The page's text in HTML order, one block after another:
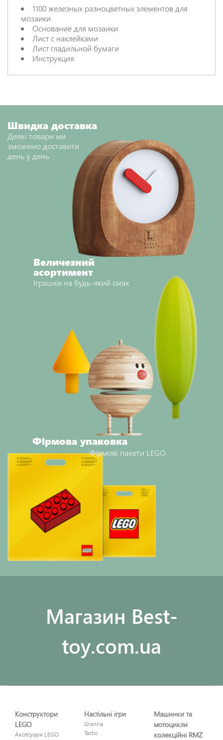
1100 железных разноцветных элементов для
мозаики
Основание для мозаики
Лист с наклейками
Лист гладильной бумаги
Инструкция
Швидка доставка
Деякі товари ми
зможемо доставити
день у день
Величезний
асортимент
Іграшки на будь-який смак
Фірмова упаковка
Фірмові пакети LEGO
Maгазин Best-
toy.com.ua
Конструктори
LEGO
Аксесуари LEGO
Настільні ігри
Granna
Tactic
Машинки та
мотоцикли
колекційні RMZ